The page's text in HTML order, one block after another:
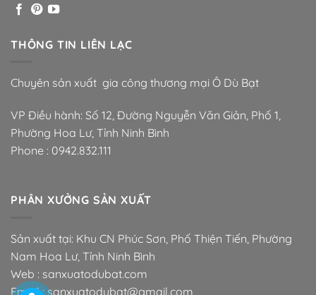
THÔNG TIN LIÊN LẠC
Chuyên sản xuất gia công thương mại Ô Dù Bạt
VP Điều hành: Số 12, Đường Nguyễn Văn Giản, Phố 1,
Phường Hoa Lư, Tỉnh Ninh Bình
Phone : 0942.832.111
PHÂN XƯỞNG SẢN XUẤT
Sản xuất tại: Khu CN Phúc Sơn, Phố Thiện Tiến, Phường
Nam Hoa Lư, Tỉnh Ninh Bình
Web : sanxuatodubat.com
Email : sanxuatodubat@gmail.com